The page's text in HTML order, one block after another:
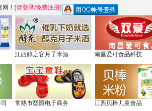
网 ！[请登录/免费注册]
江西醇之客月子米酒 南昌爱可食品科技
常熟市婴爵电子商务 江西贝棒儿童食品